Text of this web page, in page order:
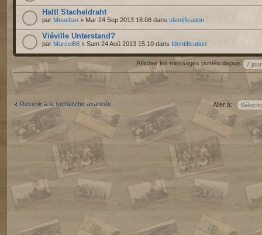
Halt! Stacheldraht
par Mosellan » Mar 24 Sep 2013 16:08 dans Identification
Viéville Unterstand?
par Marcel88 » Sam 24 Aoû 2013 15:10 dans Identification
Afficher les messages postés depuis
Revenir à la recherche avancée Aller à: